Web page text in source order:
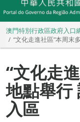
澳門特別行政區政府入口
“文化走進社區”本周末
“文化走
地點舉行
入區